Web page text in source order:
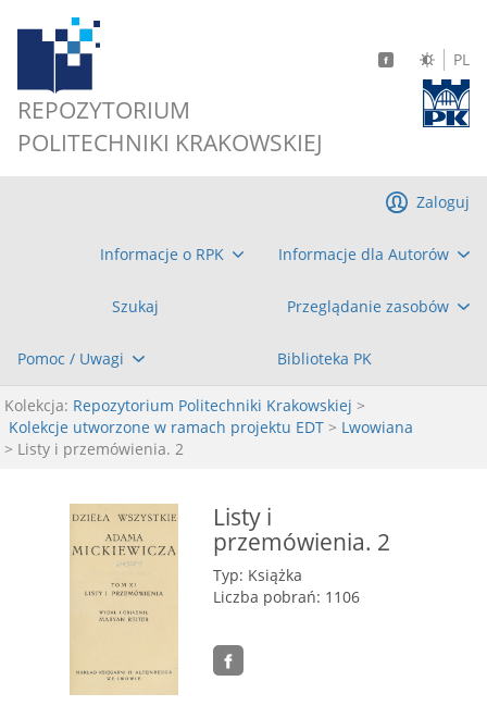
REPOZYTORIUM
POLITECHNIKI KRAKOWSKIEJ
PL
Informacje o RPK Informacje dla Autorów
Szukaj Przeglądanie zasobów
Pomoc / Uwagi Biblioteka PK
Zaloguj
Kolekcja: Repozytorium Politechniki Krakowskiej >
Kolekcje utworzone w ramach projektu EDT > Lwowiana
> Listy i przemówienia. 2
Listy i
przemówienia. 2
Typ: Książka
Liczba pobrań: 1106